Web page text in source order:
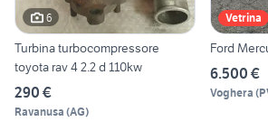
6
Turbina turbocompressore
toyota rav 4 2.2 d 110kw
290 €
Ravanusa (AG)
Vetrina
Ford
6.500 €
Voghera (